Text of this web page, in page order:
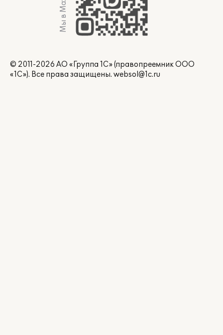
Мы в Max
© 2011-2026 АО «Группа 1С» (правопреемник ООО
«1С»). Все права защищены. websol@1c.ru